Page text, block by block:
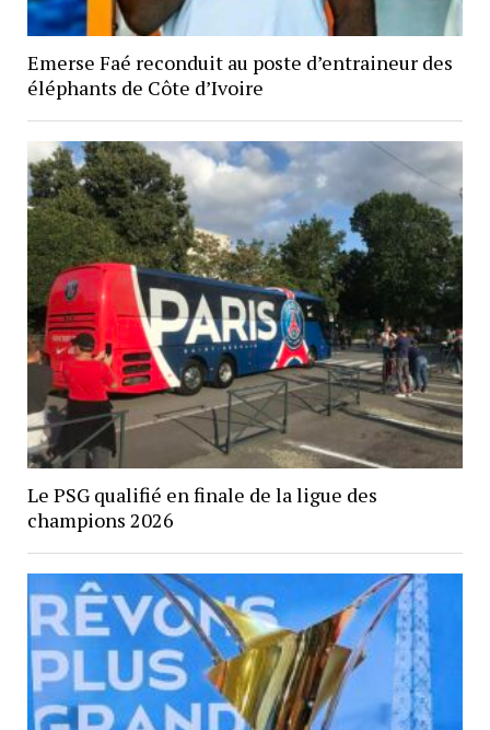
Emerse Faé reconduit au poste d’entraineur des
éléphants de Côte d’Ivoire
Le PSG qualifié en finale de la ligue des
champions 2026